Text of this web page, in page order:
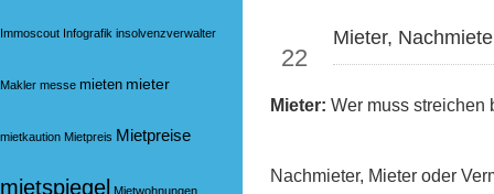
Immoscout Infografik insolvenzverwalter
Makler messe mieten mieter
mietkaution Mietpreis Mietpreise
mietspiegel Mietwohnungen
22
Mieter,
Mieter: Wer muss streichen
Nachmieter, Mieter oder